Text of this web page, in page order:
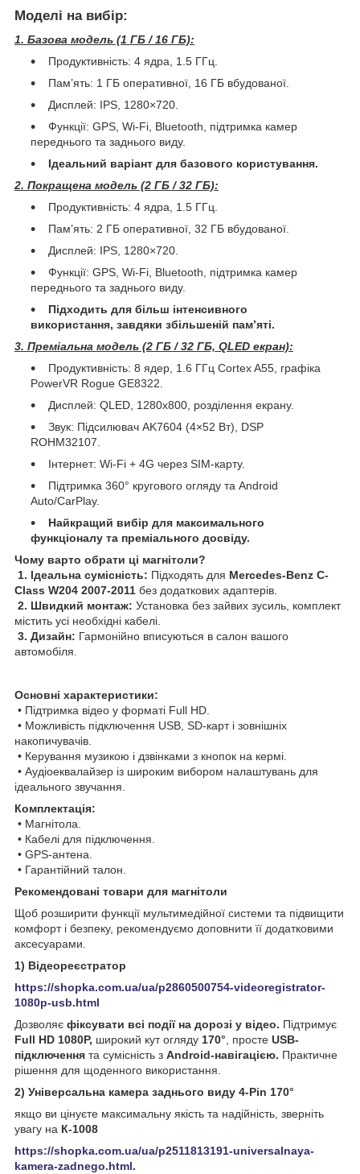
Моделі на вибір:
1. Базова модель (1 ГБ / 16 ГБ):
Продуктивність: 4 ядра, 1.5 ГГц.
Пам’ять: 1 ГБ оперативної, 16 ГБ вбудованої.
Дисплей: IPS, 1280×720.
Функції: GPS, Wi-Fi, Bluetooth, підтримка камер
переднього та заднього виду.
Ідеальний варіант для базового користування.
2. Покращена модель (2 ГБ / 32 ГБ):
Продуктивність: 4 ядра, 1.5 ГГц.
Пам’ять: 2 ГБ оперативної, 32 ГБ вбудованої.
Дисплей: IPS, 1280×720.
Функції: GPS, Wi-Fi, Bluetooth, підтримка камер
переднього та заднього виду.
Підходить для більш інтенсивного
використання, завдяки збільшеній пам’яті.
3. Преміальна модель (2 ГБ / 32 ГБ, QLED екран):
Продуктивність: 8 ядер, 1.6 ГГц Cortex A55, графіка
PowerVR Rogue GE8322.
Дисплей: QLED, 1280x800, розділення екрану.
Звук: Підсилювач AK7604 (4×52 Вт), DSP
ROHM32107.
Інтернет: Wi-Fi + 4G через SIM-карту.
Підтримка 360° кругового огляду та Android
Auto/CarPlay.
Найкращий вибір для максимального
функціоналу та преміального досвіду.
Чому варто обрати ці магнітоли?
1. Ідеальна сумісність: Підходять для Mercedes-Benz C-
Class W204 2007-2011 без додаткових адаптерів.
2. Швидкий монтаж: Установка без зайвих зусиль, комплект
містить усі необхідні кабелі.
3. Дизайн: Гармонійно вписуються в салон вашого
автомобіля.
Основні характеристики:
• Підтримка відео у форматі Full HD.
• Можливість підключення USB, SD-карт і зовнішніх
накопичувачів.
• Керування музикою і дзвінками з кнопок на кермі.
• Аудіоеквалайзер із широким вибором налаштувань для
ідеального звучання.
Комплектація:
• Магнітола.
• Кабелі для підключення.
• GPS-антена.
• Гарантійний талон.
Рекомендовані товари для магнітоли
Щоб розширити функції мультимедійної системи та підвищити
комфорт і безпеку, рекомендуємо доповнити її додатковими
аксесуарами.
1) Відеореєстратор
https://shopka.com.ua/ua/p2860500754-videoregistrator-
1080p-usb.html
Дозволяє фіксувати всі події на дорозі у відео. Підтримує
Full HD 1080P, широкий кут огляду 170°, просте USB-
підключення та сумісність з Android-навігацією. Практичне
рішення для щоденного використання.
2) Універсальна камера заднього виду 4-Pin 170°
якщо ви цінуєте максимальну якість та надійність, зверніть
увагу на К-1008
https://shopka.com.ua/ua/p2511813191-universalnaya-
kamera-zadnego.html.